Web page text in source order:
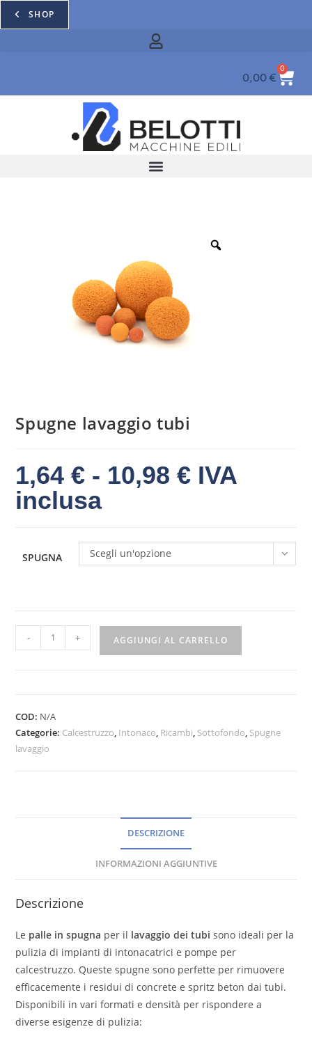
SHOP
0,00€
0
Spugne lavaggio tubi
1,64€ - 10,98€ IVA
inclusa
SPUGNA Scegli un'opzione
- + AGGIUNGI AL CARRELLO
COD: N/A
Categorie: Calcestruzzo Intonaco Ricambi Sottofondo Spugne
lavaggio
DESCRIZIONE
INFORMAZIONI AGGIUNTIVE
Descrizione
Le palle in spugna per il lavaggio dei tubi sono ideali per la
pulizia di impianti di intonacatrici e pompe per
calcestruzzo. Queste spugne sono perfette per rimuovere
efficacemente i residui di concrete e spritz beton dai tubi.
Disponibili in vari formati e densità per rispondere a
diverse esigenze di pulizia: